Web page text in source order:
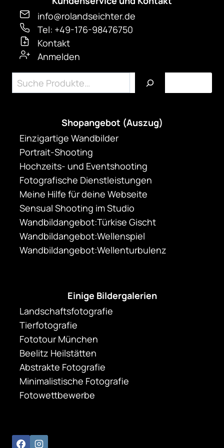
info@rolandseichter.de
Tel: +49-176-98476750
Kontakt
Anmelden
Suchen
Shopangebot (Auszug)
Einzigartige Wandbilder
Portrait-Shooting
Hochzeits- und Eventshooting
Fotografische Dienstleistungen
Meine Hilfe für deine Webseite
Sensual Shooting im Studio
Wandbildangebot:Türkise Gischt
Wandbildangebot:Wellenspiel
Wandbildangebot:Wellenturbulenz
Einige Bildergalerien
Landschaftsfotografie
Tierfotografie
Fototour München
Beelitz Heilstätten
Abstrakte Fotografie
Minimalistische Fotografie
Fotowettbewerbe